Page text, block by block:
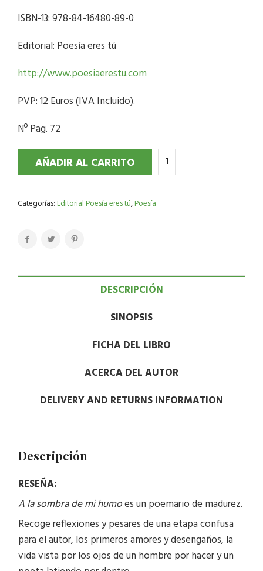
ISBN-13: 978-84-16480-89-0
Editorial: Poesía eres tú
http://www.poesiaerestu.com
PVP: 12 Euros (IVA Incluido).
Nº Pag. 72
AÑADIR AL CARRITO
Categorías:Editorial Poesía eres tú,Poesía
DESCRIPCIÓN
SINOPSIS
FICHA DEL LIBRO
ACERCA DEL AUTOR
DELIVERY AND RETURNS INFORMATION
Descripción
RESEÑA:
A la sombra de mi humoes un poemario de madurez.
Recoge reflexiones y pesares de una etapa confusa
para el autor, los primeros amores y desengaños, la
vida vista por los ojos de un hombre por hacer y un